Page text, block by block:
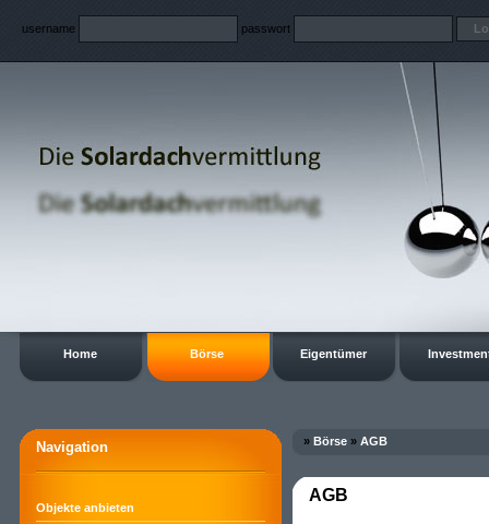
username passwort
Home Börse Eigentümer
Navigation
Objekte anbieten
» Börse » AGB
AGB